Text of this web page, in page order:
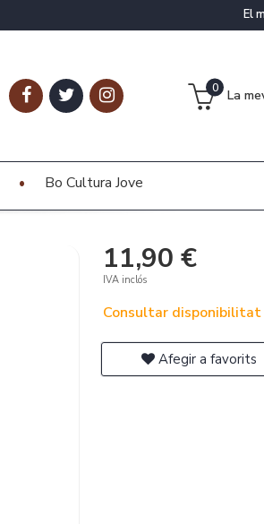
El
La
0
Bo Cultura Jove
11,90 €
IVA inclós
Consultar disponibilitat
Afegir a favorits